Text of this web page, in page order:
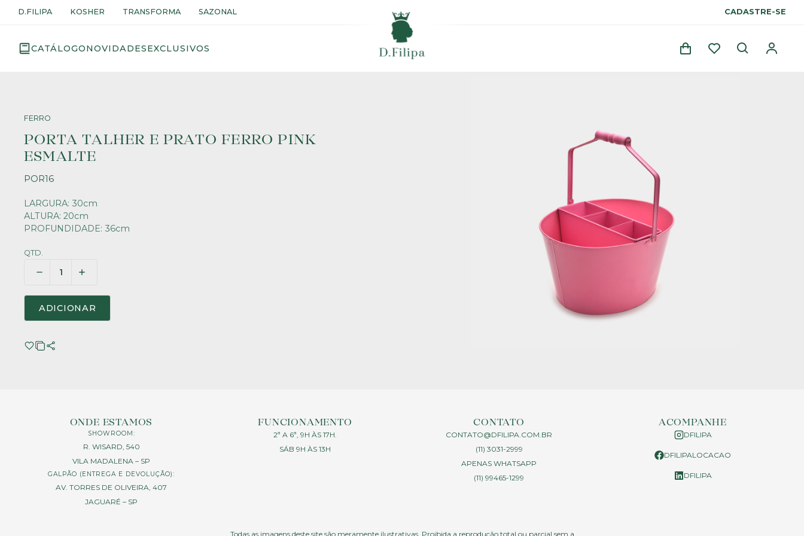
D.FILIPA KOSHER TRANSFORMA SAZONAL CADASTRE-SE
CATÁLOGONOVIDADESEXCLUSIVOS
FERRO
PORTA TALHER E PRATO FERRO PINK
ESMALTE
POR16
LARGURA: 30cm
ALTURA: 20cm
PROFUNDIDADE: 36cm
QTD.
ADICIONAR
ONDE ESTAMOS
SHOWROOM:
R. WISARD, 540
VILA MADALENA – SP
GALPÃO (ENTREGA E DEVOLUÇÃO):
AV. TORRES DE OLIVEIRA, 407
JAGUARÉ – SP
FUNCIONAMENTO
2ª A 6ª, 9H ÀS 17H.
SÁB 9H ÀS 13H
CONTATO
CONTATO@DFILIPA.COM.BR
(11) 3031-2999
APENAS WHATSAPP
(11) 99465-1299
ACOMPANHE
DFILIPA
DFILIPALOCACAO
DFILIPA
Todas as imagens deste site são meramente ilustrativas. Proibida a reprodução total ou parcial sem a